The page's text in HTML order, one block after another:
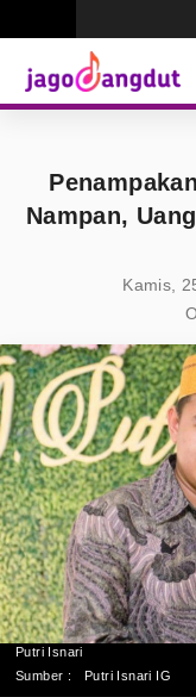
Nampan,
Kamis,
Putri Isnari
Sumber :
Putri Isnari IG